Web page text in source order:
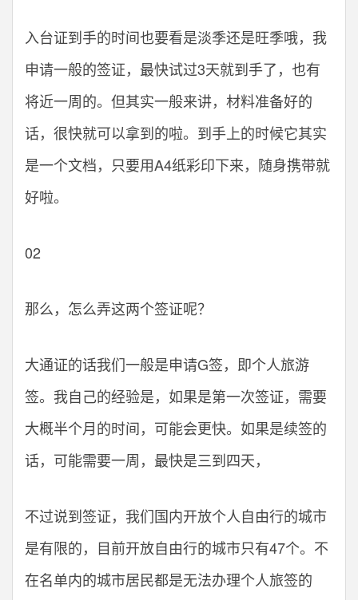
入台证到手的时间也要看是淡季还是旺季哦，我
申请一般的签证，最快试过3天就到手了，也有
将近一周的。但其实一般来讲，材料准备好的
话，很快就可以拿到的啦。到手上的时候它其实
是一个文档，只要用A4纸彩印下来，随身携带就
好啦。
02
那么，怎么弄这两个签证呢？
大通证的话我们一般是申请G签，即个人旅游
签。我自己的经验是，如果是第一次签证，需要
大概半个月的时间，可能会更快。如果是续签的
话，可能需要一周，最快是三到四天，
不过说到签证，我们国内开放个人自由行的城市
是有限的，目前开放自由行的城市只有47个。不
在名单内的城市居民都是无法办理个人旅签的